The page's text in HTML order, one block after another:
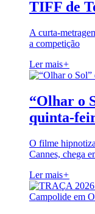
TIFF de
A curta-
a competição
Ler mais+
“Olhar o
quinta-
O filme
Cannes, chega
Ler mais+